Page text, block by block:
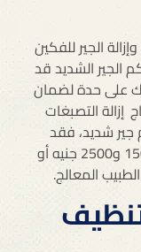
الجير للفكين
الجير الشديد قد
على حدة لضمان
إزالة التصبغات
جير شديد، فقد
تصل تكلفة تنظيف الاسنان إلى ما بين 1500 و2500 جنيه أو
المعالج.